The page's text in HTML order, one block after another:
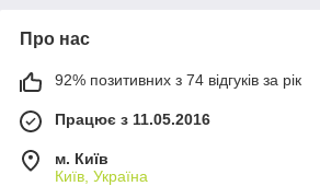
Про нас
92% позитивних з 74 відгуків за рік
Працює з 11.05.2016
м. Київ
Київ, Україна